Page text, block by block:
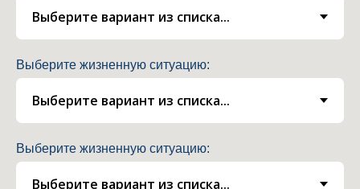
Выберите жизненную ситуацию:
Выберите жизненную ситуацию: